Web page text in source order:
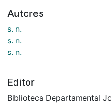
Autores
s. n.
s. n.
s. n.
Editor
Biblioteca Departamental